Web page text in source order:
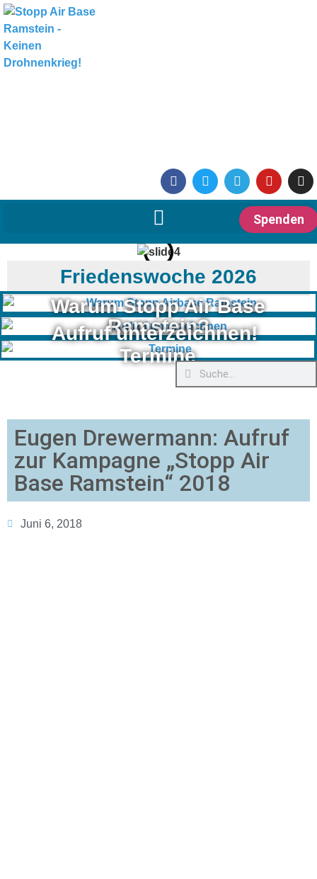
Spenden
Friedenswoche 2026
Warum Stopp Air Base
Ramstein?
Aufruf unterzeichnen!
Termine
Eugen Drewermann: Aufruf
zur Kampagne „Stopp Air
Base Ramstein“ 2018
Juni 6, 2018